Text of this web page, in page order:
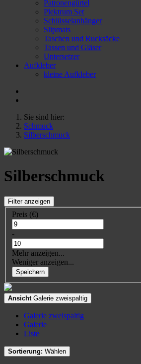
Patronengürtel
Plektrum Set
Schlüsselanhänger
Slipmats
Taschen und Rucksäcke
Tassen und Gläser
Untersetzer
Aufkleber
kleine Aufkleber
Sie sind hier:
Schmuck
Silberschmuck
Silberschmuck
Filter anzeigen
Preis (€)
-
Mehr anzeigen...
Weniger anzeigen...
Speichern
AnsichtGalerie zweispaltig
Galerie zweispaltig
Galerie
Liste
Sortierung: Wählen